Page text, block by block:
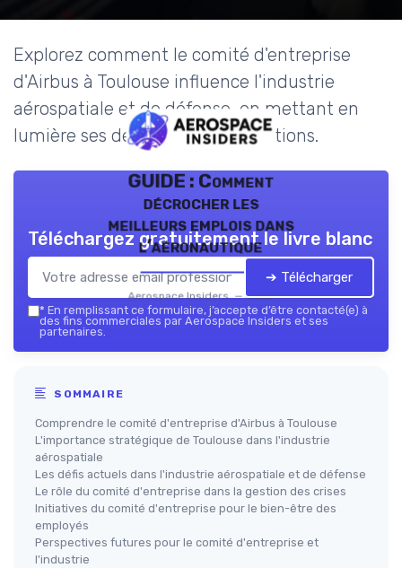
Explorez comment le comité d'entreprise
d'Airbus à Toulouse influence l'industrie
aérospatiale et de défense, en mettant en
lumière ses défis et ses contributions.
GUIDE : Comment
décrocher les
meilleurs emplois dans
l’aéronautique
Aerospace Insiders — 2026
Téléchargez gratuitement le livre blanc
➔ Télécharger
* En remplissant ce formulaire, j’accepte d’être contacté(e) à
des fins commerciales par Aerospace Insiders et ses
partenaires.
SOMMAIRE
Comprendre le comité d'entreprise d'Airbus à Toulouse
L'importance stratégique de Toulouse dans l'industrie
aérospatiale
Les défis actuels dans l'industrie aérospatiale et de défense
Le rôle du comité d'entreprise dans la gestion des crises
Initiatives du comité d'entreprise pour le bien-être des
employés
Perspectives futures pour le comité d'entreprise et
l'industrie